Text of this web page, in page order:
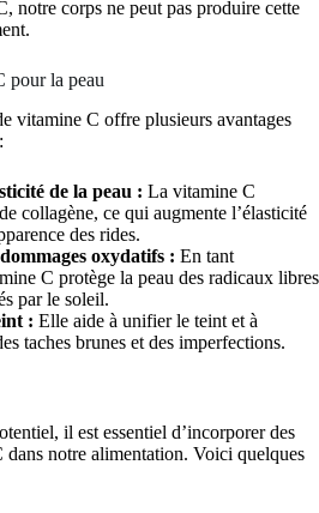
notre corps ne peut pas produire cette
pour la peau
vitamine C offre plusieurs avantages
de la peau : La vitamine C
collagène, ce qui augmente l’élasticité
des rides.
oxydatifs : En tant
C protège la peau des radicaux libres
par le soleil.
: Elle aide à unifier le teint et à
taches brunes et des imperfections.
il est essentiel d’incorporer des
notre alimentation. Voici quelques